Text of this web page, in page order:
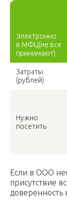
Электронно
в МФЦ(не все
принимают)
Затраты
(рублей)
Нужно
посетить
Если в ООО
присутствие
доверенность